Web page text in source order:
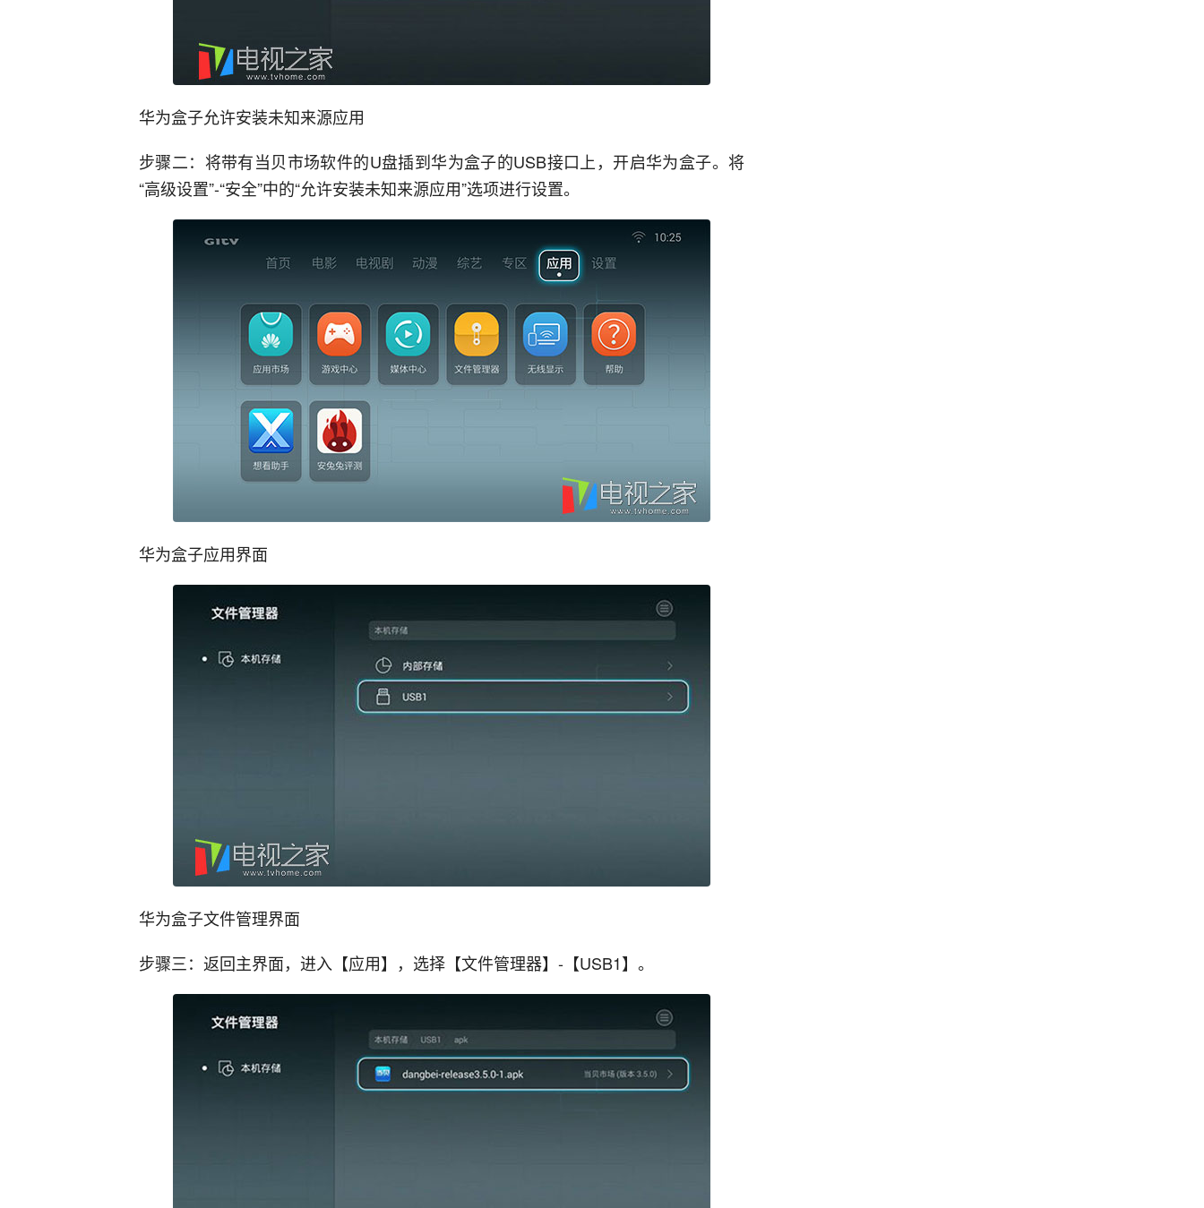
华为盒子允许安装未知来源应用
步骤二：将带有当贝市场软件的U盘插到华为盒子的USB接口上，开启华为盒子。将
“高级设置”-“安全”中的“允许安装未知来源应用”选项进行设置。
华为盒子应用界面
华为盒子文件管理界面
步骤三：返回主界面，进入【应用】，选择【文件管理器】-【USB1】。